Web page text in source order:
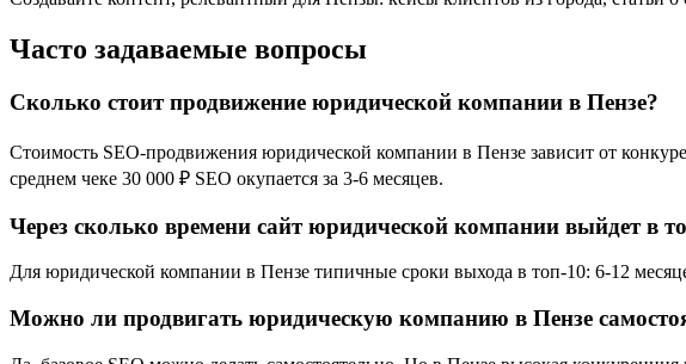
Часто задаваемые вопросы
Сколько стоит продвижение юридической компании в Пензе?
Стоимость SEO-продвижения юридической компании в Пензе зависит от
среднем чеке 30 000 ₽ SEO окупается за 3-6 месяцев.
Через сколько времени сайт юридической компании выйдет в
Для юридической компании в Пензе типичные сроки выхода в топ-10: 6-12
Можно ли продвигать юридическую компанию в Пензе